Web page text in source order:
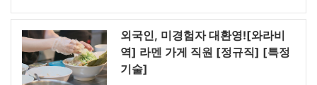
외국인, 미경험자 대환영![와라비
역] 라멘 가게 직원 [정규직] [특정
기술]